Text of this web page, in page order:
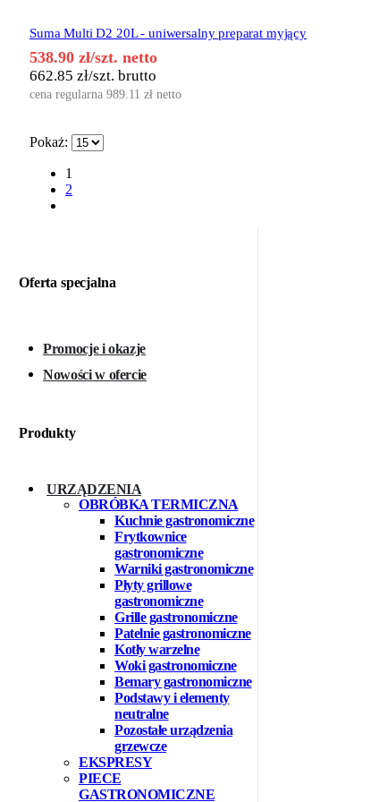
Suma Multi D2 20L - uniwersalny preparat myjący
538.90 zł/szt. netto
662.85 zł/szt. brutto
cena regularna 989.11 zł netto
Pokaż:
1
2
Oferta specjalna
Promocje i okazje
Nowości w ofercie
Produkty
URZĄDZENIA
OBRÓBKA TERMICZNA
Kuchnie gastronomiczne
Frytkownice
gastronomiczne
Warniki gastronomiczne
Płyty grillowe
gastronomiczne
Grille gastronomiczne
Patelnie gastronomiczne
Kotły warzelne
Woki gastronomiczne
Bemary gastronomiczne
Podstawy i elementy
neutralne
Pozostałe urządzenia
grzewcze
EKSPRESY
PIECE
GASTRONOMICZNE